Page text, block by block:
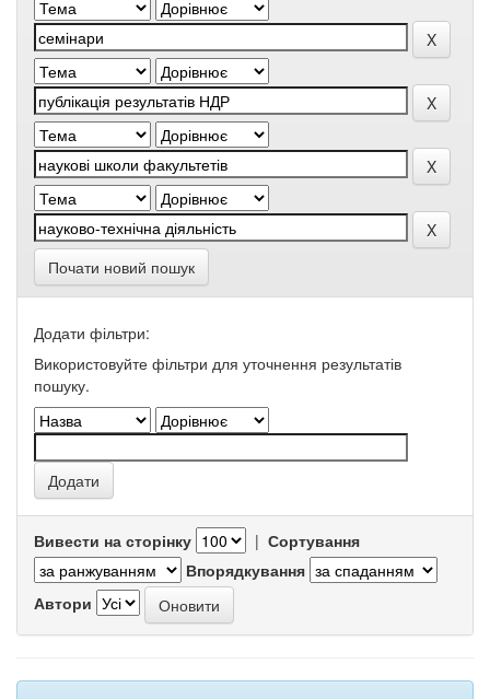
Почати новий пошук
Додати фільтри:
Використовуйте фільтри для уточнення результатів
пошуку.
Вивести на сторінку | Сортування
Впорядкування
Автори